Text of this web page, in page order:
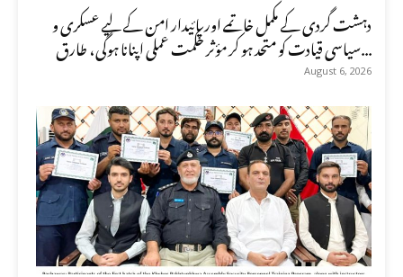
دہشت گردی کے مکمل خاتمے اور پائیدار امن کے لیے عسکری و
سیاسی قیادت کو متحد ہو کر مؤثر حکمت عملی اپنانا ہوگی، طارق...
August 6, 2026